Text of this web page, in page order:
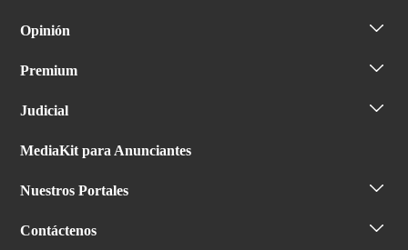
Opinión
Premium
Judicial
MediaKit para Anunciantes
Nuestros Portales
Contáctenos